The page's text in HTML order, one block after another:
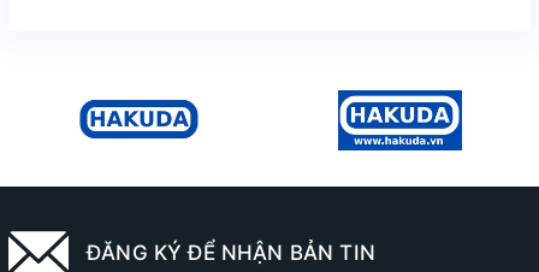
ĐĂNG KÝ ĐỂ NHẬN BẢN TIN